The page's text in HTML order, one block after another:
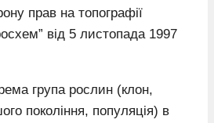
прав на топографії
від 5 листопада 1997
група рослин (клон,
покоління, популяція) в